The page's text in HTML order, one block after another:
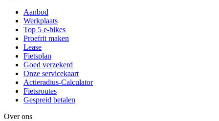
Aanbod
Werkplaats
Top 5 e-bikes
Proefrit maken
Lease
Fietsplan
Goed verzekerd
Onze servicekaart
Actieradius-Calculator
Fietsroutes
Gespreid betalen
Over ons